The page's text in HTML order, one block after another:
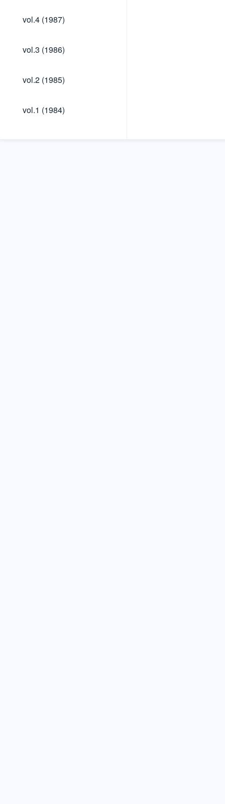
vol.4
(1987)
vol.4 (1987)
vol.3
(1986)
vol.3 (1986)
vol.2
(1985)
vol.2 (1985)
vol.1
(1984)
vol.1 (1984)